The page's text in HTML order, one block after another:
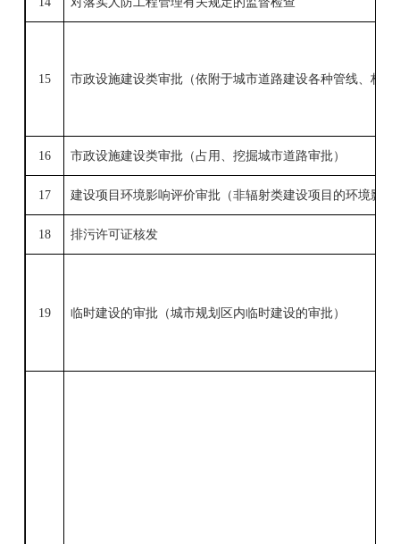
15 市政设施建设类审批（依附于城市道路建设各种管线、杆线
16 市政设施建设类审批（占用、挖掘城市道路审批）
17 建设项目环境影响评价审批（非辐射类建设项目的环境影响
18 排污许可证核发
19 临时建设的审批（城市规划区内临时建设的审批）